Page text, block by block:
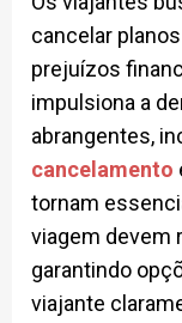
cancelar
prejuízos
impulsiona a
abrangentes,
cancelamento
tornam
viagem devem
garantindo
viajante